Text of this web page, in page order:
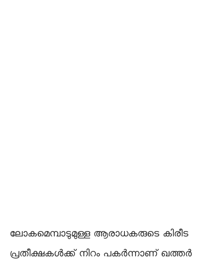
ലോകമെമ്പാടുമുള്ള ആരാധകരുടെ കിരീട
പ്രതീക്ഷകൾക്ക് നിറം പകർന്നാണ് ഖത്തർ